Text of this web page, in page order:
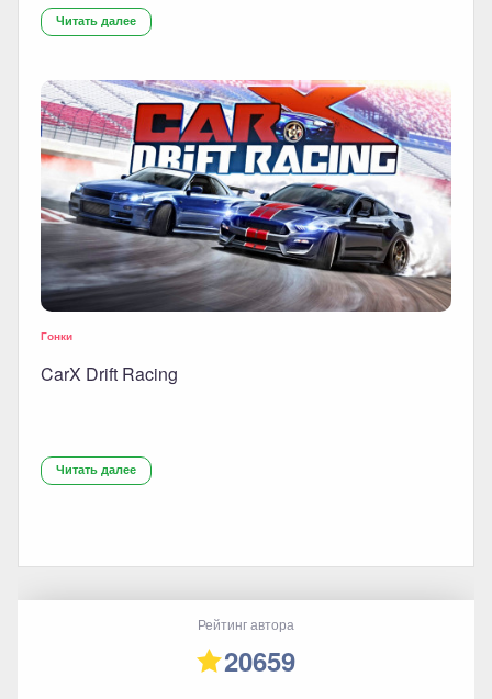
Читать далее
Гонки
CarX Drift Racing
Читать далее
Рейтинг автора
20659